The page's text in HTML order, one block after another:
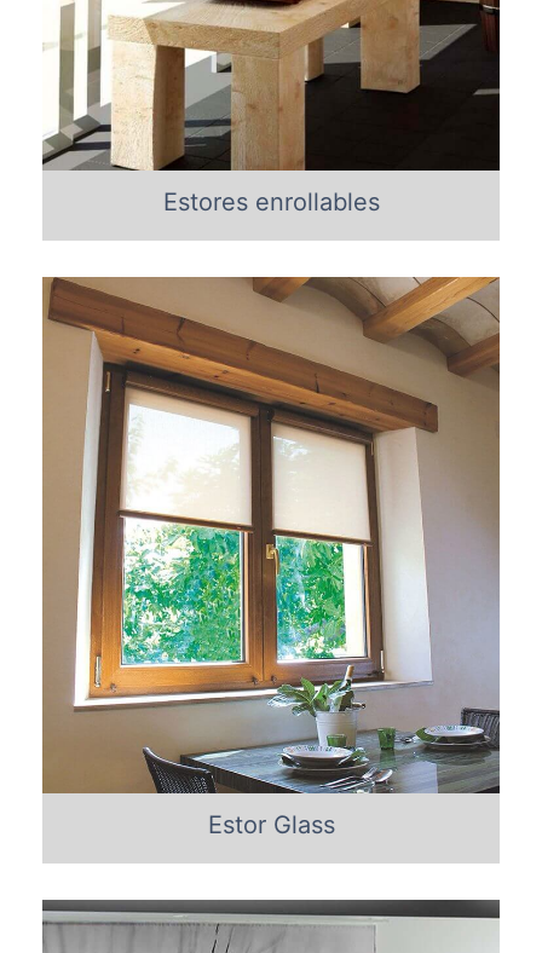
Estores enrollables
Estor Glass